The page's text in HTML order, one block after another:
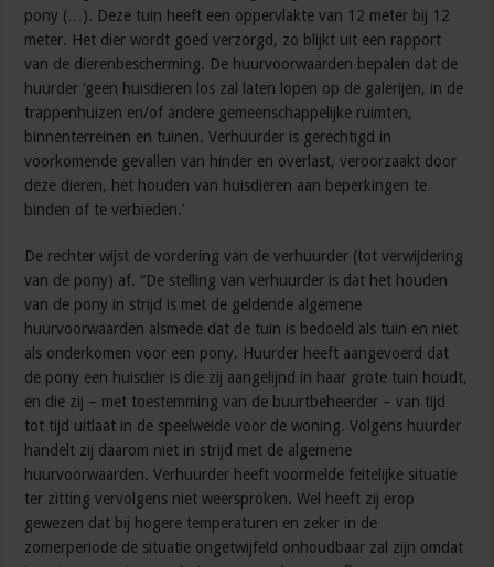
pony (…). Deze tuin heeft een oppervlakte van 12 meter bij 12
meter. Het dier wordt goed verzorgd, zo blijkt uit een rapport
van de dierenbescherming. De huurvoorwaarden bepalen dat de
huurder ‘geen huisdieren los zal laten lopen op de galerijen, in de
trappenhuizen en/of andere gemeenschappelijke ruimten,
binnenterreinen en tuinen. Verhuurder is gerechtigd in
voorkomende gevallen van hinder en overlast, veroorzaakt door
deze dieren, het houden van huisdieren aan beperkingen te
binden of te verbieden.’
De rechter wijst de vordering van de verhuurder (tot verwijdering
van de pony) af. “De stelling van verhuurder is dat het houden
van de pony in strijd is met de geldende algemene
huurvoorwaarden alsmede dat de tuin is bedoeld als tuin en niet
als onderkomen voor een pony. Huurder heeft aangevoerd dat
de pony een huisdier is die zij aangelijnd in haar grote tuin houdt,
en die zij – met toestemming van de buurtbeheerder – van tijd
tot tijd uitlaat in de speelweide voor de woning. Volgens huurder
handelt zij daarom niet in strijd met de algemene
huurvoorwaarden. Verhuurder heeft voormelde feitelijke situatie
ter zitting vervolgens niet weersproken. Wel heeft zij erop
gewezen dat bij hogere temperaturen en zeker in de
zomerperiode de situatie ongetwijfeld onhoudbaar zal zijn omdat